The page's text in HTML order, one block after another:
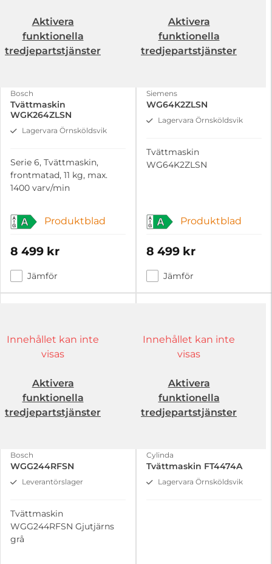
Aktivera
funktionella
tredjepartstjänster
Bosch
Tvättmaskin
WGK264ZLSN
Lagervara Örnsköldsvik
Serie 6, Tvättmaskin,
frontmatad, 11 kg, max.
1400 varv/min
A Produktblad
8 499 kr
Jämför
Aktivera
funktionella
tredjepartstjänster
Siemens
WG64K2ZLSN
Lagervara Örnsköldsvik
Tvättmaskin
WG64K2ZLSN
A Produktblad
8 499 kr
Jämför
Innehållet kan inte
visas
Aktivera
funktionella
tredjepartstjänster
Bosch
WGG244RFSN
Leverantörslager
Tvättmaskin
WGG244RFSN Gjutjärns
grå
Innehållet kan inte
visas
Aktivera
funktionella
tredjepartstjänster
Cylinda
Tvättmaskin FT4474A
Lagervara Örnsköldsvik